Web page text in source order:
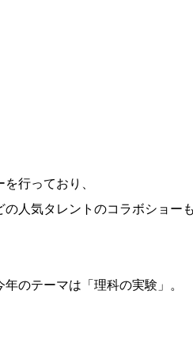
行っており、
人気タレントのコラボショー
のテーマは「理科の実験」。